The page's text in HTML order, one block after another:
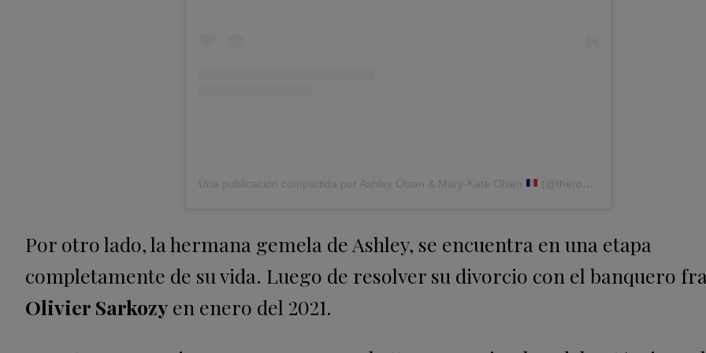
Una publicación compartida por Ashley Olsen & Mary-Kate Olsen (@therowvw)
Por otro lado, la hermana gemela de Ashley, se encuentra en una etapa
completamente de su vida. Luego de resolver su divorcio con el banquero
Olivier Sarkozy en enero del 2021.